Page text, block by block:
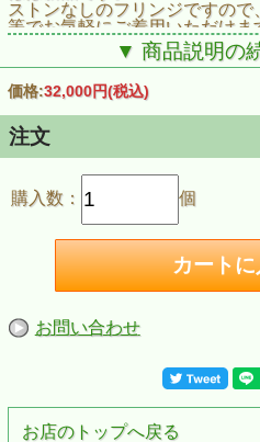
ストンなしのフリンジですの
等でお気軽にご着用いただけま
（プロがミニデモでお相手用で
試着ご希望の方は
▼ 商品説明の
価格:32,000円(税込)
注文
購入数： 個
お問い合わせ
お店のトップへ戻る